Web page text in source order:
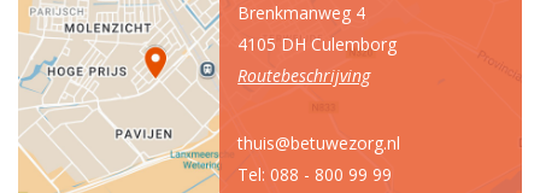
Brenkmanweg 4
4105 DH Culemborg
Routebeschrijving
thuis@betuwezorg.nl
Tel: 088 - 800 99 99